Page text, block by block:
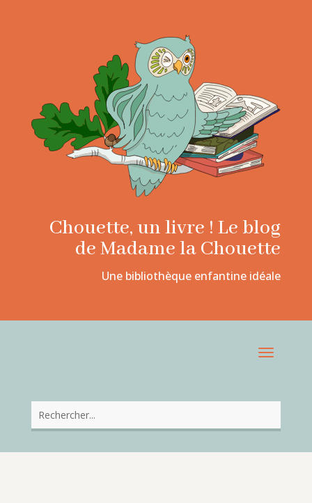
Chouette, un livre ! Le blog
de Madame la Chouette
Une bibliothèque enfantine idéale